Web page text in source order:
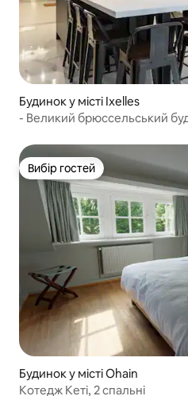
Будинок у місті Ixelles
- Великий брюссельський
Вибір гостей
Вибір гостей
Будинок у місті Ohain
Котедж Кеті, 2 спальні